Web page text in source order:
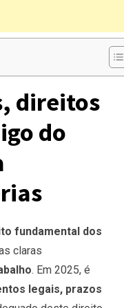
direitos
do
fundamental dos
claras
. Em 2025, é
legais, prazos